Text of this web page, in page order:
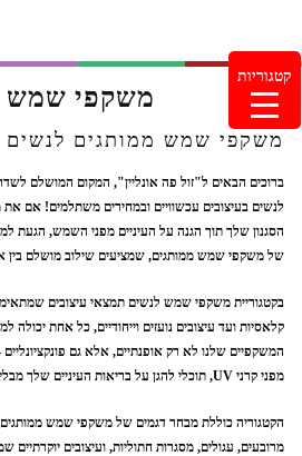
מוצרים חדשים
צור קשר
מינימום הזמנה 99.99
249.99ש"ח
משקפי שמש
משקפי שמש ממותגים לנשים
ברוכים הבאים ל"זול פה אונליין", המקום המושלם
לנשים בעיצובים עכשוויים ובמחירים משתלמים! אם
הסגנון שלך תוך הגנה על העיניים מפני השמש, הגעת
של משקפי שמש ממותגים, שמציעים שילוב מושלם בין
בקטגוריית משקפי שמש לנשים תמצאי עיצובים
קלאסיות ועד עיצובים נועזים וייחודיים, כל אחת
המשקפיים שלנו לא רק אופנתיים, אלא גם
מפני קרני UV, תוכלי להגן על בריאות העיניים שלך מבלי להתפשר על סטייל.
הקטגוריה כוללת מבחר דגמים של משקפי שמש
מרובעים, עגולים, מסגרות חתוליות, ועיצובים יוקרתיים
קטגוריות